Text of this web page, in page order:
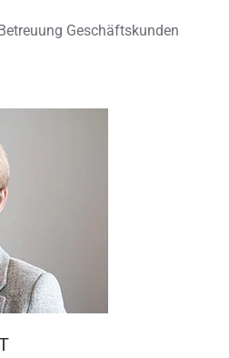
Geschäftskunden